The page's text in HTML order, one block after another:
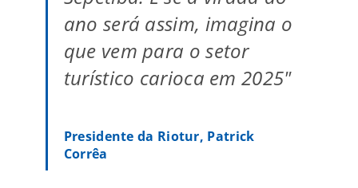
ano será assim, imagina o
que vem para o setor
turístico carioca em 2025"
Presidente da Riotur, Patrick
Corrêa